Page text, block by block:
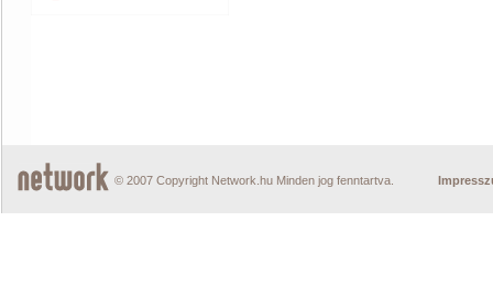
© 2007 Copyright Network.hu Minden jog fenntartva.